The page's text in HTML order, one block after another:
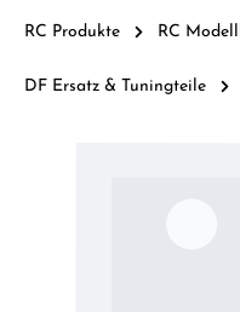
RC Produkte RC
DF Ersatz & Tuningteile